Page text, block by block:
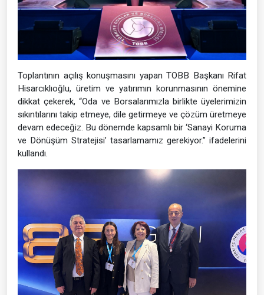
Toplantının açılış konuşmasını yapan TOBB Başkanı Rifat
Hisarcıklıoğlu, üretim ve yatırımın korunmasının önemine
dikkat çekerek, “Oda ve Borsalarımızla birlikte üyelerimizin
sıkıntılarını takip etmeye, dile getirmeye ve çözüm üretmeye
devam edeceğiz. Bu dönemde kapsamlı bir ‘Sanayi Koruma
ve Dönüşüm Stratejisi’ tasarlamamız gerekiyor.” ifadelerini
kullandı.